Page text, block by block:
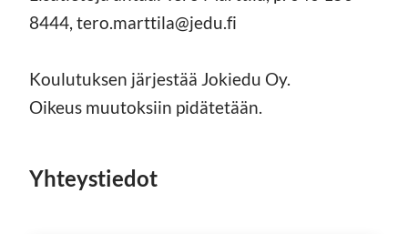
8444, tero.marttila@jedu.fi
Koulutuksen järjestää Jokiedu Oy.
Oikeus muutoksiin pidätetään.
Yhteystiedot